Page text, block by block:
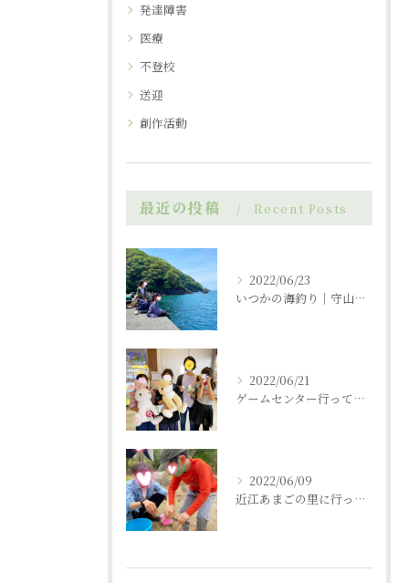
発達障害
医療
不登校
送迎
創作活動
最近の投稿 Recent Posts
2022/06/23
いつかの海釣り｜守山市の放課後デイサービス
2022/06/21
ゲームセンター行ってきました。｜守山市の放課後デイサービス
2022/06/09
近江あまごの里に行ってまいりました。｜守山市の放課後デイサービス